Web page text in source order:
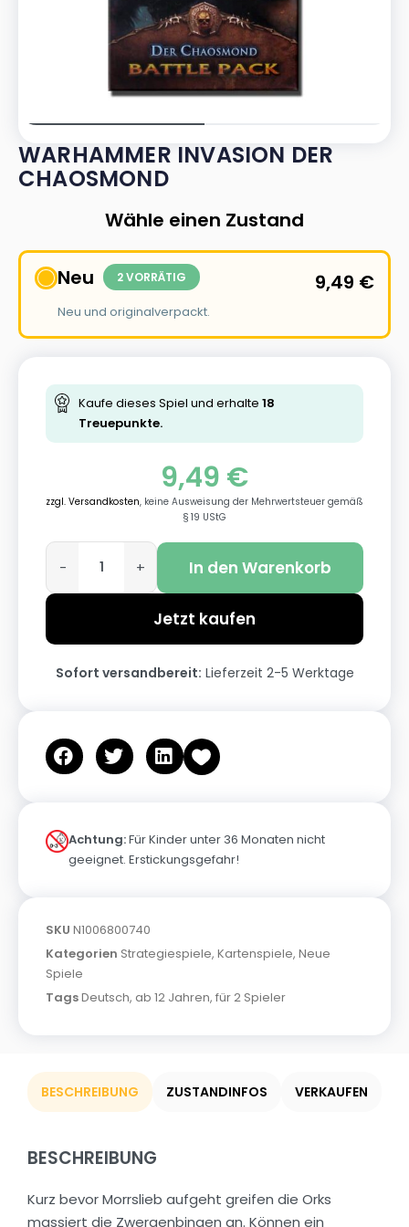
WARHAMMER INVASION DER
CHAOSMOND
Wähle einen Zustand
Neu 2 VORRÄTIG
Neu und originalverpackt.
9,49 €
Kaufe dieses Spiel und erhalte 18
Treuepunkte.
9,49 €
zzgl. Versandkosten, keine Ausweisung der Mehrwertsteuer gemäß
§ 19 UStG
- + In den Warenkorb
Jetzt kaufen
Sofort versandbereit: Lieferzeit 2-5 Werktage
Achtung:Für Kinder unter 36 Monaten nicht
geeignet. Erstickungsgefahr!
SKU N1006800740
Kategorien Strategiespiele, Kartenspiele, Neue
Spiele
TagsDeutsch, ab 12 Jahren, für 2 Spieler
BESCHREIBUNG ZUSTANDINFOS VERKAUFEN
BESCHREIBUNG
Kurz bevor Morrslieb aufgeht greifen die Orks
massiert die Zwergenbingen an. Können ein